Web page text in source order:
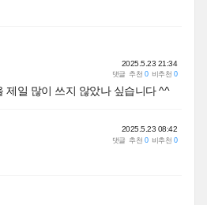
2025.5.23 21:34
댓글 추천 0 비추천 0
제일 많이 쓰지 않았나 싶습니다 ^^
2025.5.23 08:42
댓글 추천 0 비추천 0